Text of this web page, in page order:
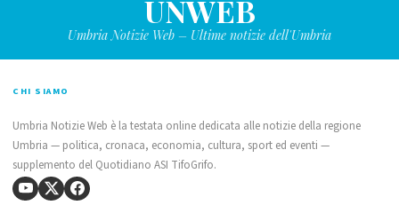
UNWEB
Umbria Notizie Web – Ultime notizie dell'Umbria
CHI SIAMO
Umbria Notizie Web è la testata online dedicata alle notizie della regione
Umbria — politica, cronaca, economia, cultura, sport ed eventi —
supplemento del Quotidiano ASI TifoGrifo.